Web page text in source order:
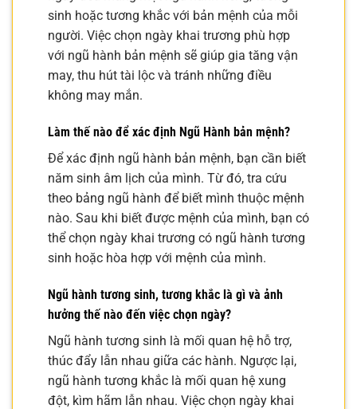
sinh hoặc tương khắc với bản mệnh của mỗi
người. Việc chọn ngày khai trương phù hợp
với ngũ hành bản mệnh sẽ giúp gia tăng vận
may, thu hút tài lộc và tránh những điều
không may mắn.
Làm thế nào để xác định Ngũ Hành bản mệnh?
Để xác định ngũ hành bản mệnh, bạn cần biết
năm sinh âm lịch của mình. Từ đó, tra cứu
theo bảng ngũ hành để biết mình thuộc mệnh
nào. Sau khi biết được mệnh của mình, bạn có
thể chọn ngày khai trương có ngũ hành tương
sinh hoặc hòa hợp với mệnh của mình.
Ngũ hành tương sinh, tương khắc là gì và ảnh
hưởng thế nào đến việc chọn ngày?
Ngũ hành tương sinh là mối quan hệ hỗ trợ,
thúc đẩy lẫn nhau giữa các hành. Ngược lại,
ngũ hành tương khắc là mối quan hệ xung
đột, kìm hãm lẫn nhau. Việc chọn ngày khai